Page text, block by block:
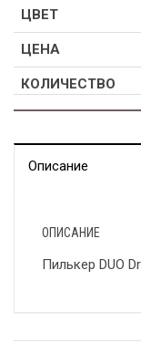
Описание
ОПИСАНИЕ
Пилькер DUO